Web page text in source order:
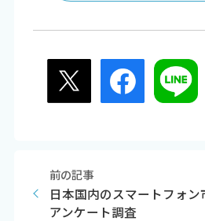
前の記事
日本国内のスマートフォ
アンケート調査